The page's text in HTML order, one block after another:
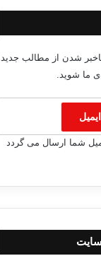
شدن از مطالب جدید
ما شوید.
شما ارسال می گردد
سایت